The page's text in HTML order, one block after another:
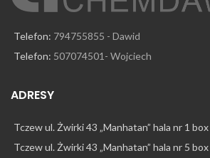
Telefon: 794755855 - Dawid
Telefon: 507074501- Wojciech
ADRESY
Tczew ul. Żwirki 43 „Manhatan” hala nr 1
Tczew ul. Żwirki 43 „Manhatan” hala nr 5